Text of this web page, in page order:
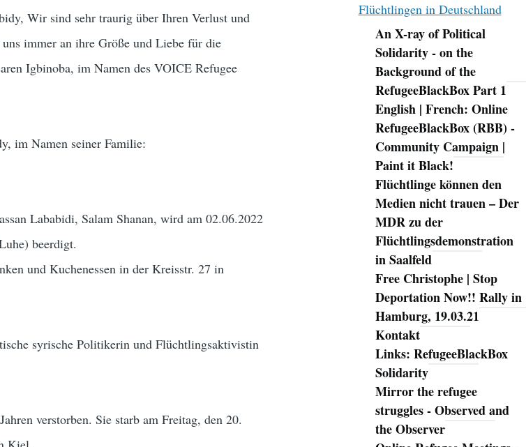
Wir sind sehr traurig über Ihren Verlust und
immer an ihre Größe und Liebe für die
Igbinoba, im Namen des VOICE Refugee
im Namen seiner Familie:
Lababidi, Salam Shanan, wird am 02.06.2022
beerdigt.
und Kuchenessen in der Kreisstr. 27 in
syrische Politikerin und Flüchtlingsaktivistin
verstorben. Sie starb am Freitag, den 20.
Flüchtlingen in Deutschland
Navigation
An X-ray of Political
Solidarity - on the
Background of the
RefugeeBlackBox Part 1
English | French: Online
RefugeeBlackBox (RBB) -
Community Campaign |
Paint it Black!
Flüchtlinge können den
Medien nicht trauen – Der
MDR zu der
Flüchtlingsdemonstration
in Saalfeld
Free Christophe | Stop
Deportation Now!! Rally in
Hamburg, 19.03.21
Kontakt
Links: RefugeeBlackBox
Solidarity
Mirror the refugee
struggles - Observed and
the Observer